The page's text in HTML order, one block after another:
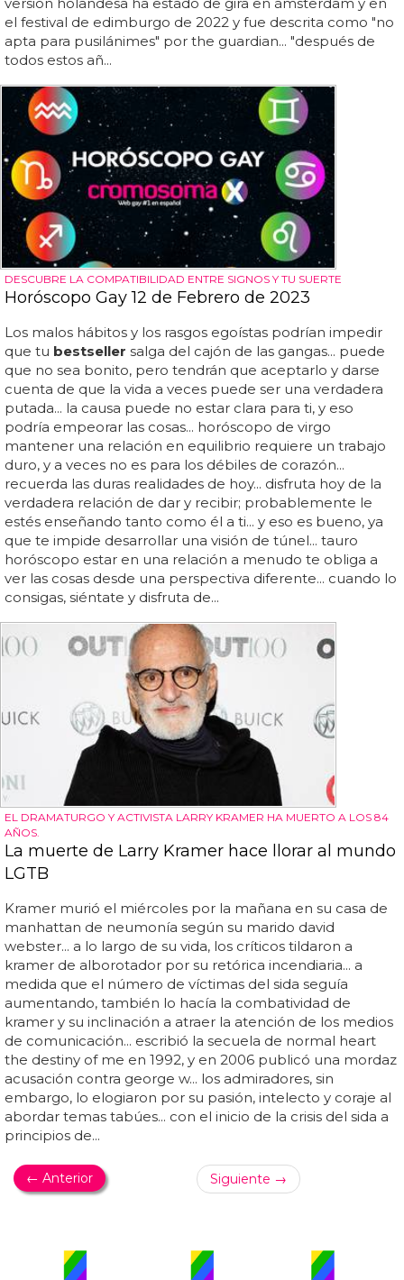
el festival de edimburgo de 2022 y fue descrita como "no
apta para pusilánimes" por the guardian... "después de
todos estos añ...
DESCUBRE LA COMPATIBILIDAD ENTRE SIGNOS Y TU SUERTE
Horóscopo Gay 12 de Febrero de 2023
Los malos hábitos y los rasgos egoístas podrían impedir
que tu bestseller salga del cajón de las gangas... puede
que no sea bonito, pero tendrán que aceptarlo y darse
cuenta de que la vida a veces puede ser una verdadera
putada... la causa puede no estar clara para ti, y eso
podría empeorar las cosas... horóscopo de virgo
mantener una relación en equilibrio requiere un trabajo
duro, y a veces no es para los débiles de corazón...
recuerda las duras realidades de hoy... disfruta hoy de la
verdadera relación de dar y recibir; probablemente le
estés enseñando tanto como él a ti... y eso es bueno, ya
que te impide desarrollar una visión de túnel... tauro
horóscopo estar en una relación a menudo te obliga a
ver las cosas desde una perspectiva diferente... cuando lo
consigas, siéntate y disfruta de...
EL DRAMATURGO Y ACTIVISTA LARRY KRAMER HA MUERTO A LOS 84
AÑOS.
La muerte de Larry Kramer hace llorar al mundo
LGTB
Kramer murió el miércoles por la mañana en su casa de
manhattan de neumonía según su marido david
webster... a lo largo de su vida, los críticos tildaron a
kramer de alborotador por su retórica incendiaria... a
medida que el número de víctimas del sida seguía
aumentando, también lo hacía la combatividad de
kramer y su inclinación a atraer la atención de los medios
de comunicación... escribió la secuela de normal heart
the destiny of me en 1992, y en 2006 publicó una mordaz
acusación contra george w... los admiradores, sin
embargo, lo elogiaron por su pasión, intelecto y coraje al
abordar temas tabúes... con el inicio de la crisis del sida a
principios de...
← Anterior Siguiente →